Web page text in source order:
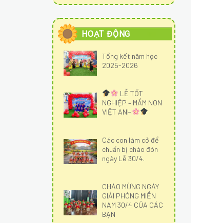
HOẠT ĐỘNG
Tổng kết năm học
2025-2026
LỄ TỐT
NGHIỆP – MẦM NON
VIỆT ANH
Các con làm cở để
chuẩn bị chào đón
ngày Lễ 30/4.
CHÀO MỪNG NGÀY
GIẢI PHÓNG MIỀN
NAM 30/4 CỦA CÁC
BẠN